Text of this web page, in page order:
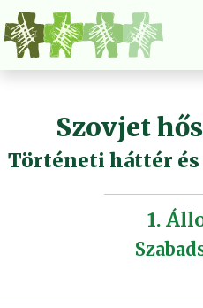
Szovjet
Történeti háttér
1.